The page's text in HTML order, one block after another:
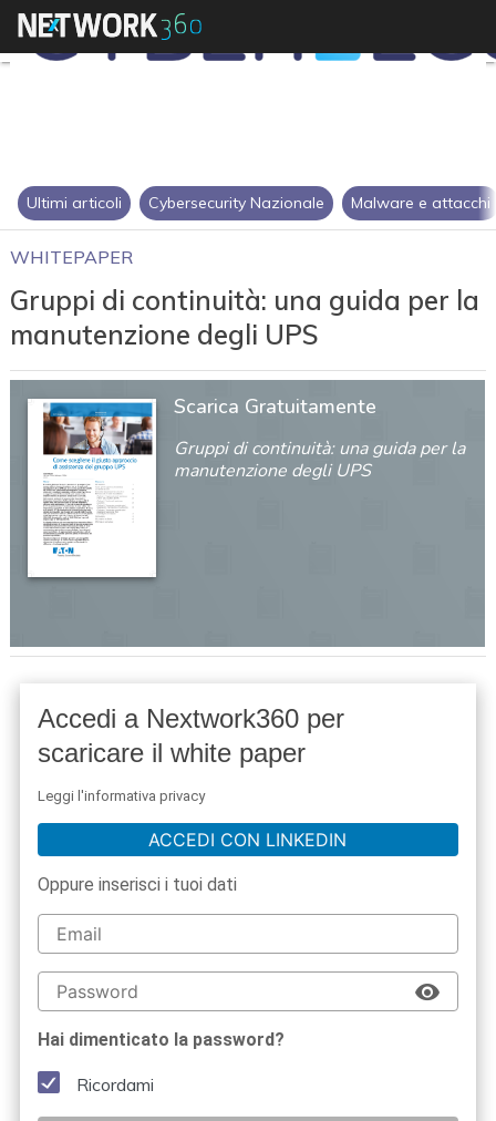
Ultimi articoli Cybersecurity Nazionale Malware e attacchi
WHITEPAPER
Gruppi di continuità: una guida per la
manutenzione degli UPS
Scarica Gratuitamente
Gruppi di continuità: una guida per la
manutenzione degli UPS
Accedi a Nextwork360 per
scaricare il white paper
Leggi l'informativa privacy
ACCEDI CON LINKEDIN
Oppure inserisci i tuoi dati
Hai dimenticato la password?
Ricordami